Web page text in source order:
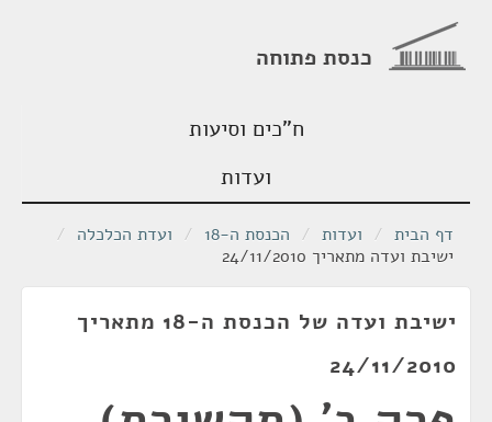
כנסת פתוחה
ח"כים וסיעות
ועדות
דף הבית / ועדות / הכנסת ה-18 / ועדת הכלכלה /
ישיבת ועדה מתאריך 24/11/2010
ישיבת ועדה של הכנסת ה-18 מתאריך
24/11/2010